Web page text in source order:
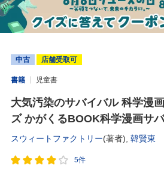
中古 店舗受取可
書籍 児童書
大気汚染のサバイバル 科学漫
ズ かがくるBOOK科学漫画サ
スウィートファクトリー(著者), 韓賢東
5件